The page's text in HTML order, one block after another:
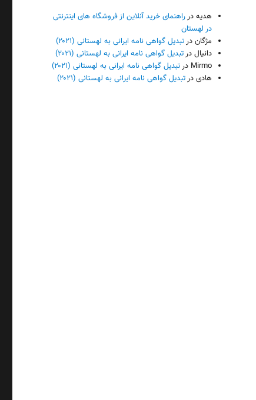
هدیه درراهنمای خرید آنلاین از فروشگاه های اینترنتی
در لهستان
مژگان درتبدیل گواهی نامه ایرانی به لهستانی (۲۰۲۱)
دانیال درتبدیل گواهی نامه ایرانی به لهستانی (۲۰۲۱)
Mirmo درتبدیل گواهی نامه ایرانی به لهستانی (۲۰۲۱)
هادی درتبدیل گواهی نامه ایرانی به لهستانی (۲۰۲۱)